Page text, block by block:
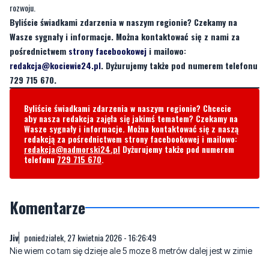
rozwoju.
Byliście świadkami zdarzenia w naszym regionie? Czekamy na
Wasze sygnały i informacje. Można kontaktować się z nami za
pośrednictwem strony facebookowej i mailowo:
redakcja@kociewie24.pl. Dyżurujemy także pod numerem telefonu
729 715 670.
Byliście świadkami zdarzenia w naszym regionie? Chcecie
aby nasza redakcja zajęła się jakimś tematem? Czekamy na
Wasze sygnały i informacje. Można kontaktować się z naszą
redakcją za pośrednictwem strony facebookowej i mailowo:
redakcja@nadmorski24.pl Dyżurujemy także pod numerem
telefonu 729 715 670.
Komentarze
Jiv poniedziałek, 27 kwietnia 2026 - 16:26:49
Nie wiem co tam się dzieje ale 5 moze 8 metrów dalej jest w zimie